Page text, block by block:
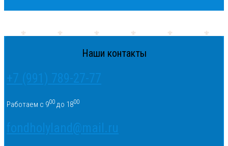
Наши контакты
+7 (991) 789-27-77
Работаем с 900 до 1800
fondholyland@mail.ru